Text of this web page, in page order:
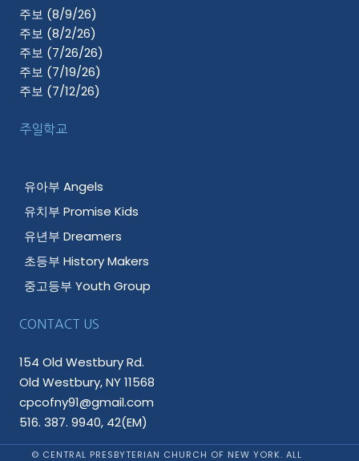
주보 (8/9/26)
주보 (8/2/26)
주보 (7/26/26)
주보 (7/19/26)
주보 (7/12/26)
주일학교
유아부 Angels
유치부 Promise Kids
유년부 Dreamers
초등부 History Makers
중고등부 Youth Group
CONTACT US
154 Old Westbury Rd.
Old Westbury, NY 11568
cpcofny91@gmail.com
516. 387. 9940, 42(EM)
© CENTRAL PRESBYTERIAN CHURCH OF NEW YORK. ALL